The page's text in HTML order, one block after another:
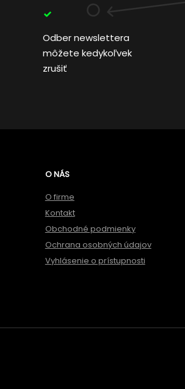
Odber newslettera
môžete kedykoľvek
zrušiť
O NÁS
O firme
Kontakt
Obchodné podmienky
Ochrana osobných údajov
Vyhlásenie o prístupnosti